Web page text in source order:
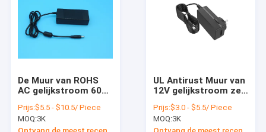
De Muur van ROHS
AC gelijkstroom 60W
Praktisch van de
Machtsadapter op
Prijs:$5.5 - $10.5/ Piece
MOQ:3K
UL Antirust Muur van
12V gelijkstroom zet
5A macht van de
Machtsadapter op
Prijs:$3.0 - $5.5/ Piece
MOQ:3K